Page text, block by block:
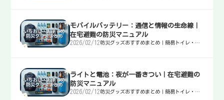
モバイルバッテリー：通信と情報の生命線｜
在宅避難の防災マニュアル
2026/02/12 防災グッズおすすめまとめ｜簡易トイレ・
ライトと電池：夜が一番きつい｜在宅避難の
防災マニュアル
2026/02/12 防災グッズおすすめまとめ｜簡易トイレ・